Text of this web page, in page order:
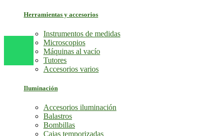
Herramientas y accesorios
Instrumentos de medidas
Microscopios
Máquinas al vacío
Tutores
Accesorios varios
Iluminación
Accesorios iluminación
Balastros
Bombillas
Cajas temporizadas